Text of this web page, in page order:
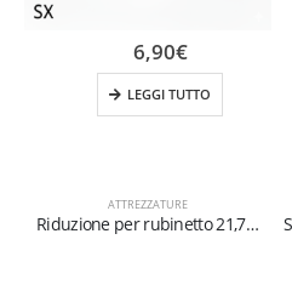
ATTREZZATURE
Riduzione per rubinetto 21,7″-1/14 x 5/16″SX
6,90€
LEGGI TUTTO